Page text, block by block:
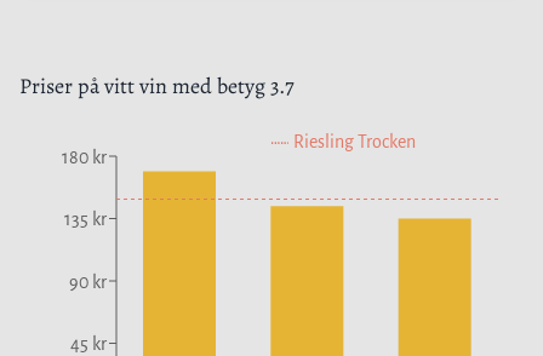
Priser påvitt vinmed betyg3.7
45 kr
90 kr
135 kr
180 kr
Riesling Trocken